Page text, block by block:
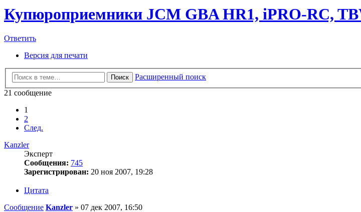
Купюроприемники JCM GBA HR1, iPRO-RC,
Ответить
Версия для печати
Поиск
Расширенный поиск
21 сообщение
1
2
След.
Kanzler
Эксперт
Сообщения: 745
Зарегистрирован: 20 ноя 2007, 19:28
Цитата
Сообщение Kanzler » 07 дек 2007, 16:50